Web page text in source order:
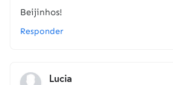
Beijinhos!
Responder
Lucia